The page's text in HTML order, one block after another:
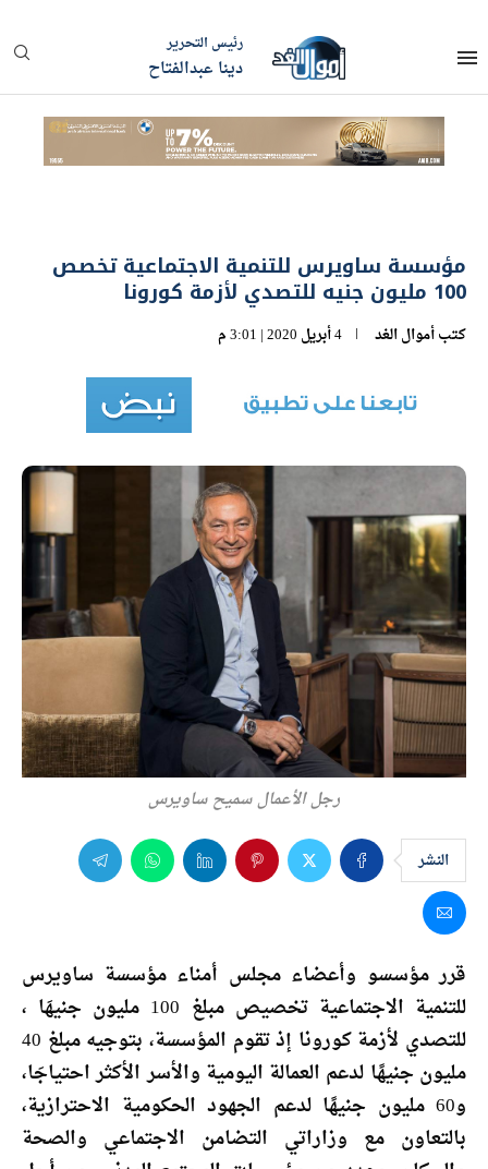
رئيس التحرير
دينا عبدالفتاح
مؤسسة ساويرس للتنمية الاجتماعية تخصص
100 مليون جنيه للتصدي لأزمة كورونا
كتبأموال الغد 4 أبريل 2020 | 3:01 م
رجل الأعمال سميح ساويرس
النشر
قرر مؤسسو وأعضاء مجلس أمناء مؤسسة ساويرس
للتنمية الاجتماعية تخصيص مبلغ 100 مليون جنيهَا ،
للتصدي لأزمة كورونا إذ تقوم المؤسسة، بتوجيه مبلغ 40
مليون جنيهًا لدعم العمالة اليومية والأسر الأكثر احتياجَا،
و60 مليون جنيهًا لدعم الجهود الحكومية الاحترازية،
بالتعاون مع وزاراتي التضامن الاجتماعي والصحة